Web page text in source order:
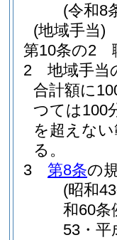
(令和8
(地域手当)
第10条の2
2
地域手当
合計額に
つては100
を超えな
る。
3
第8条の
(昭和
和60条
53・平